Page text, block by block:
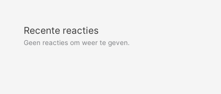
Recente reacties
Geen reacties om weer te geven.